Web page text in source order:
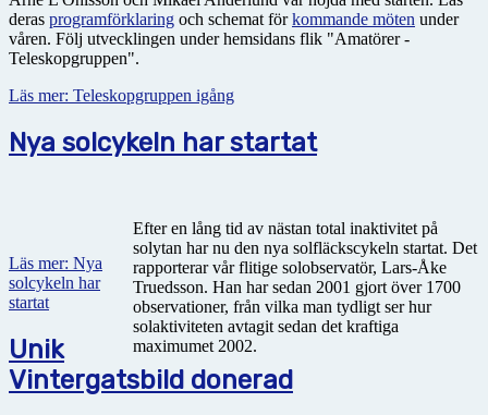
deras programförklaring och schemat förkommande möten under
våren. Följ utvecklingen under hemsidans flik "Amatörer -
Teleskopgruppen".
Läs mer: Teleskopgruppen igång
Nya solcykeln har startat
Efter en lång tid av nästan total inaktivitet på
solytan har nu den nya solfläckscykeln startat. Det
rapporterar vår flitige solobservatör, Lars-Åke
Truedsson. Han har sedan 2001 gjort över 1700
observationer, från vilka man tydligt ser hur
solaktiviteten avtagit sedan det kraftiga
maximumet 2002.
Läs mer: Nya
solcykeln har
startat
Unik
Vintergatsbild donerad